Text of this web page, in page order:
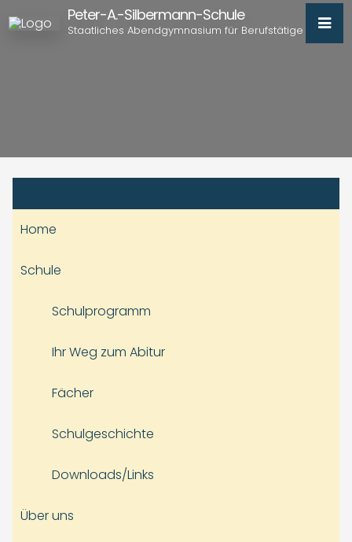
Peter-A.-Silbermann-Schule
Staatliches Abendgymnasium für Berufstätige
Home
Schule
Schulprogramm
Ihr Weg zum Abitur
Fächer
Schulgeschichte
Downloads/Links
Über uns